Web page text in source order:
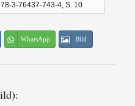
3-76437-743-4, S. 10
WhatsApp Bild